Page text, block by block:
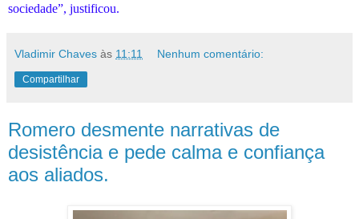
sociedade”, justificou.
Vladimir Chaves às 11:11 Nenhum comentário:
Compartilhar
Romero desmente narrativas de
desistência e pede calma e confiança
aos aliados.